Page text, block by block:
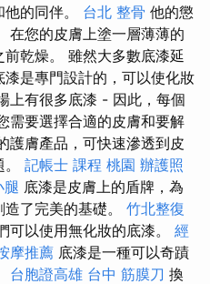
的同伴。 台北 整骨 他的懲
在您的皮膚上塗一層薄薄的
乾燥。 雖然大多數底漆延
是專門設計的，可以使化妝
上有很多底漆 - 因此，每個
需要選擇合適的皮膚和要解
護膚產品，可快速滲透到皮
記帳士 課程 桃園 辦護照
腿 底漆是皮膚上的盾牌，為
了完美的基礎。 竹北整復
可以使用無化妝的底漆。 經
摩推薦 底漆是一種可以奇蹟
台胞證高雄 台中 筋膜刀 換